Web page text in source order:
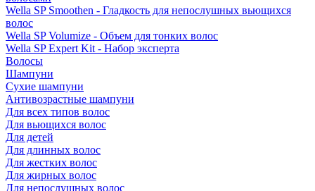
Wella SP Smoothen - Гладкость для непослушных вьющихся
волос
Wella SP Volumize - Объем для тонких волос
Wella SP Expert Kit - Набор эксперта
Волосы
Шампуни
Сухие шампуни
Антивозрастные шампуни
Для всех типов волос
Для вьющихся волос
Для детей
Для длинных волос
Для жестких волос
Для жирных волос
Для непослушных волос